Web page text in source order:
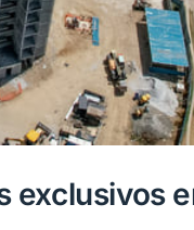
exclusivos